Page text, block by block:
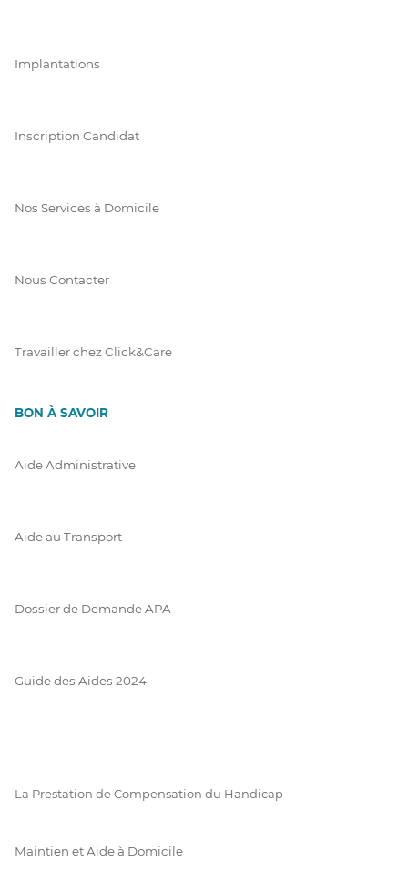
Implantations
Inscription Candidat
Nos Services à Domicile
Nous Contacter
Travailler chez Click&Care
BON À SAVOIR
Aide Administrative
Aide au Transport
Dossier de Demande APA
Guide des Aides 2024
La Prestation de Compensation du Handicap
Maintien et Aide à Domicile